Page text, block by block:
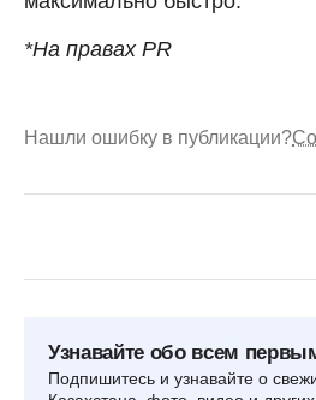
*На правах PR
Нашли ошибку в публикации?
Узнавайте обо всем
Подпишитесь и узнавайте о